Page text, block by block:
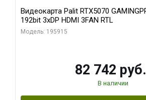
Видеокарта Palit RTX5070
192bit 3xDP HDMI 3FAN RTL
Модель: 195915
82 742 руб.
В наличии